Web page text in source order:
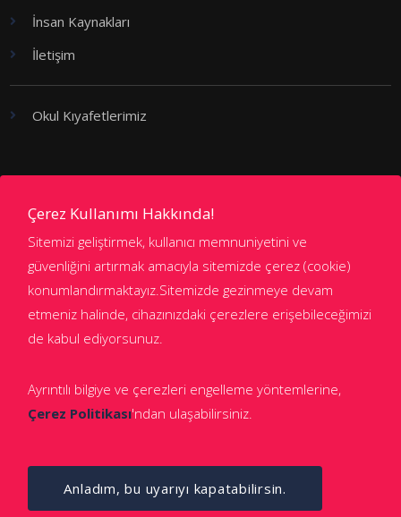
Çerez Kullanımı Hakkında!
Sitemizi geliştirmek, kullanıcı memnuniyetini ve
güvenliğini artırmak amacıyla sitemizde çerez (cookie)
konumlandırmaktayız.Sitemizde gezinmeye devam
etmeniz halinde, cihazınızdaki çerezlere erişebileceğimizi
de kabul ediyorsunuz.
Ayrıntılı bilgiye ve çerezleri engelleme yöntemlerine,
Çerez Politikası'ndan ulaşabilirsiniz.
Anladım, bu uyarıyı kapatabilirsin.
İnsan Kaynakları
İletişim
Okul Kıyafetlerimiz
Kademeler
Anaokulu
İlkokul
Ortaokul
© 2021 Final Okulları. Tüm hakları saklıdır.